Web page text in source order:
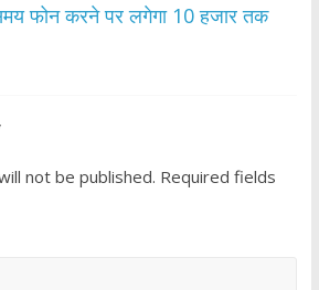
फोन करने पर लगेगा 10 हजार तक
not be published. Required fields